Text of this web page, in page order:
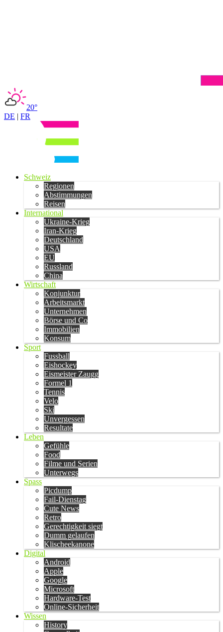
20°
DE | FR
Schweiz
Regionen
Abstimmungen
Reisen
International
Ukraine-Krieg
Iran-Krieg
Deutschland
USA
EU
Russland
China
Wirtschaft
Konjunktur
Arbeitsmarkt
Unternehmen
Börse und Co
Immobilien
Konsum
Sport
Fussball
Eishockey
Eismeister Zaugg
Formel 1
Tennis
Velo
Ski
Unvergessen
Resultate
Leben
Gefühle
Food
Filme und Serien
Unterwegs
Spass
Picdump
Fail-Dienstag
Cute News
Retro
Gerechtigkeit siegt
Dumm gelaufen
Klischeekanone
Digital
Android
Apple
Google
Microsoft
Hardware-Test
Online-Sicherheit
Wissen
History